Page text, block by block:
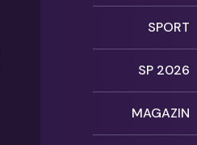
SPORT
SP 2026
MAGAZIN